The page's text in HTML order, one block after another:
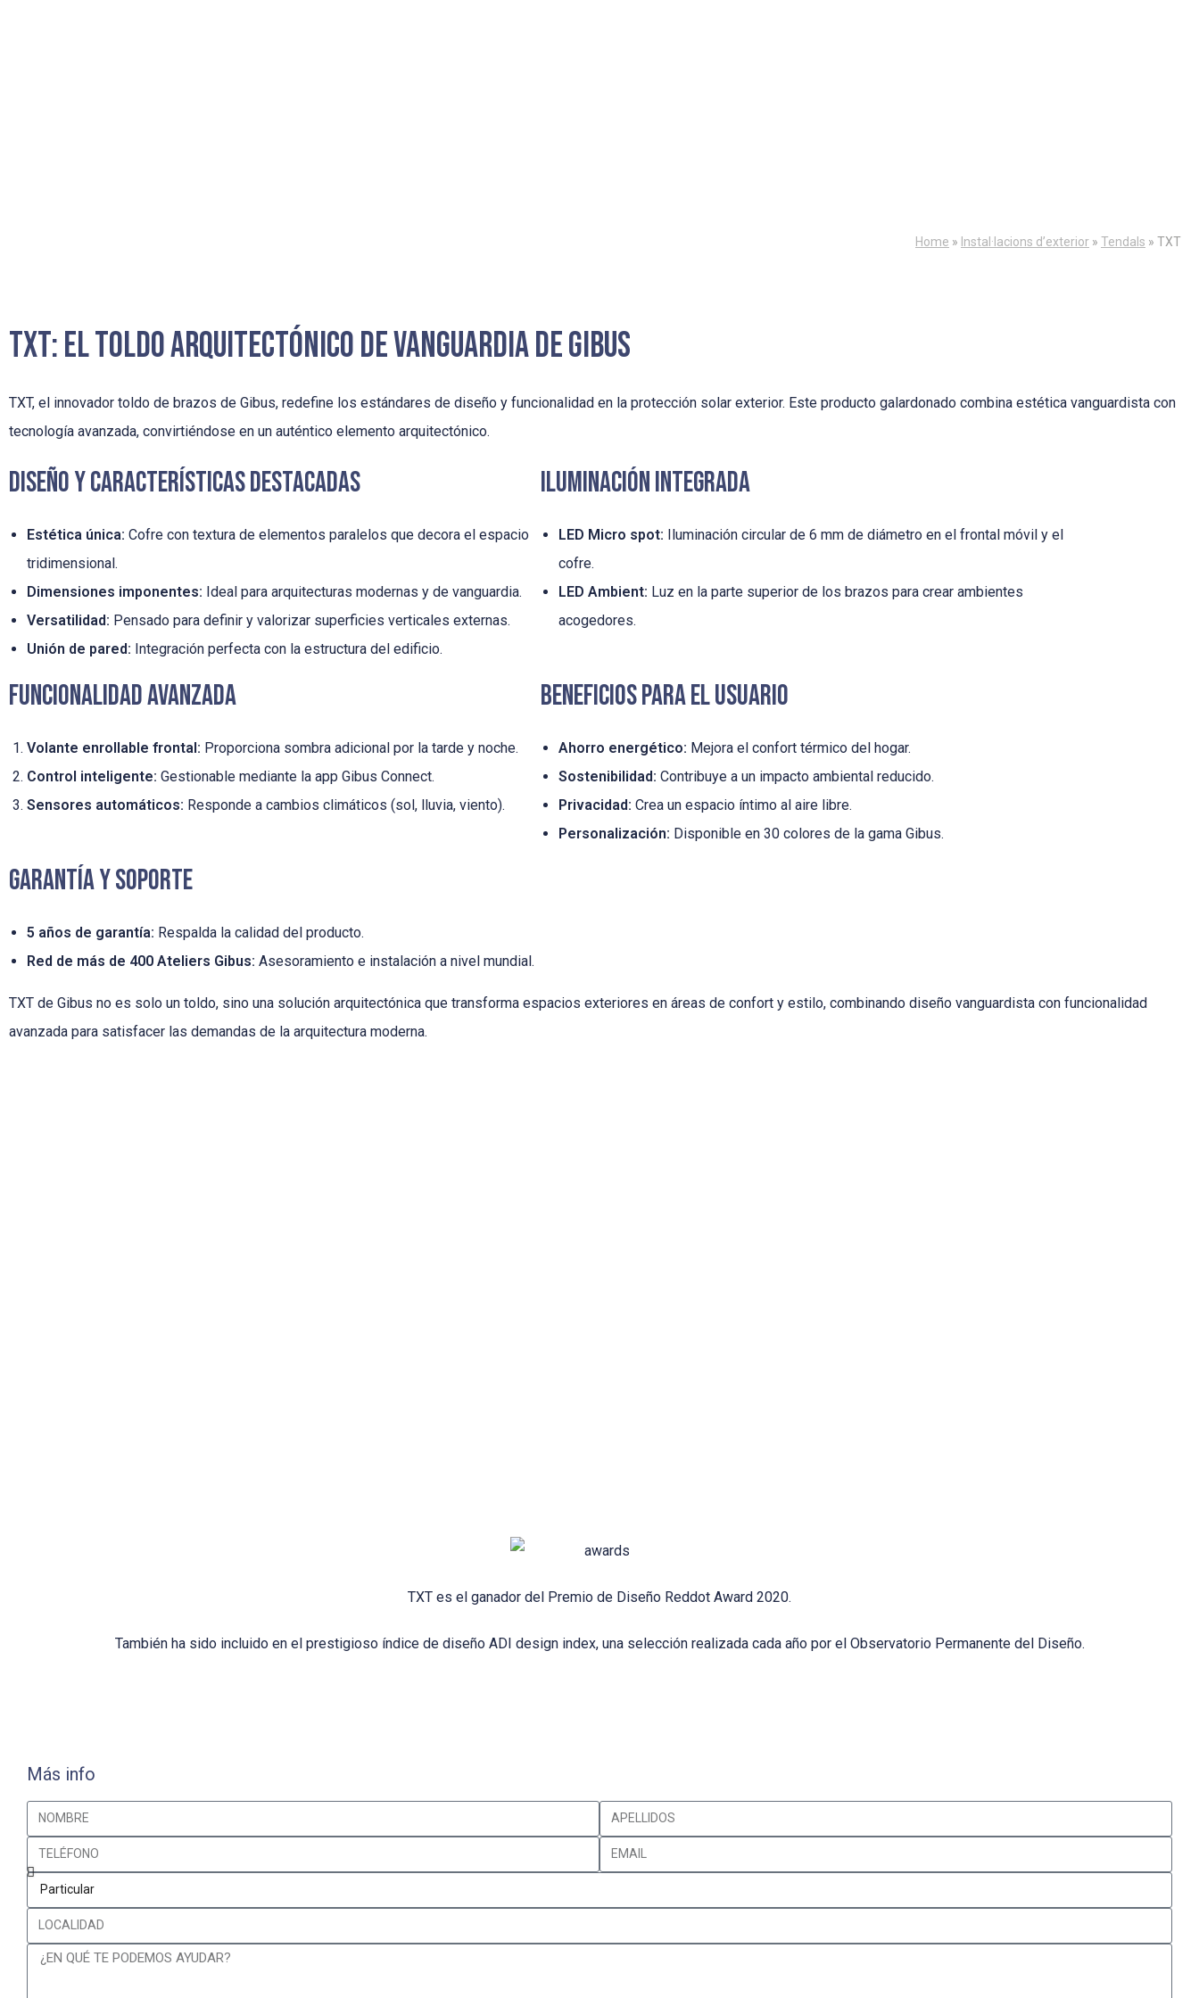
Home » Instal·lacions d’exterior » Tendals » TXT
TXT: El Toldo Arquitectónico de Vanguardia de Gibus
TXT, el innovador toldo de brazos de Gibus, redefine los estándares de diseño y funcionalidad en la protección solar exterior. Este producto galardonado combina estética vanguardista con
tecnología avanzada, convirtiéndose en un auténtico elemento arquitectónico.
Diseño y Características Destacadas
Estética única: Cofre con textura de elementos paralelos que decora el espacio
tridimensional.
Dimensiones imponentes: Ideal para arquitecturas modernas y de vanguardia.
Versatilidad: Pensado para definir y valorizar superficies verticales externas.
Unión de pared: Integración perfecta con la estructura del edificio.
Iluminación Integrada
LED Micro spot: Iluminación circular de 6 mm de diámetro en el frontal móvil y el
cofre.
LED Ambient: Luz en la parte superior de los brazos para crear ambientes
acogedores.
Funcionalidad Avanzada
Volante enrollable frontal: Proporciona sombra adicional por la tarde y noche.
Control inteligente: Gestionable mediante la app Gibus Connect.
Sensores automáticos: Responde a cambios climáticos (sol, lluvia, viento).
Beneficios para el Usuario
Ahorro energético: Mejora el confort térmico del hogar.
Sostenibilidad: Contribuye a un impacto ambiental reducido.
Privacidad: Crea un espacio íntimo al aire libre.
Personalización: Disponible en 30 colores de la gama Gibus.
Garantía y Soporte
5 años de garantía: Respalda la calidad del producto.
Red de más de 400 Ateliers Gibus: Asesoramiento e instalación a nivel mundial.
TXT de Gibus no es solo un toldo, sino una solución arquitectónica que transforma espacios exteriores en áreas de confort y estilo, combinando diseño vanguardista con funcionalidad
avanzada para satisfacer las demandas de la arquitectura moderna.
TXT es el ganador del Premio de Diseño Reddot Award 2020.
También ha sido incluido en el prestigioso índice de diseño ADI design index, una selección realizada cada año por el Observatorio Permanente del Diseño.
Más info